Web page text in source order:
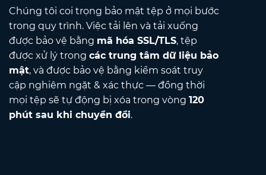
Chúng tôi coi trọng bảo mật tệp ở mọi bước
trong quy trình. Việc tải lên và tải xuống
được bảo vệ bằng mã hóa SSL/TLS, tệp
được xử lý trong các trung tâm dữ liệu bảo
mật, và được bảo vệ bằng kiểm soát truy
cập nghiêm ngặt & xác thực — đồng thời
mọi tệp sẽ tự động bị xóa trong vòng 120
phút sau khi chuyển đổi.